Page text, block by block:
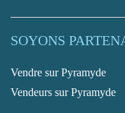
SOYONS
Vendre sur Pyramyde
Vendeurs sur Pyramyde